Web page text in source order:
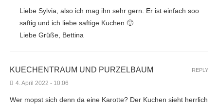
Liebe Sylvia, also ich mag ihn sehr gern. Er ist einfach soo
saftig und ich liebe saftige Kuchen 🙂
Liebe Grüße, Bettina
KUECHENTRAUM UND PURZELBAUM
4. April 2022 - 10:06
Wer mopst sich denn da eine Karotte? Der Kuchen sieht herrlich
REPLY